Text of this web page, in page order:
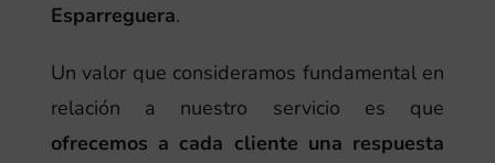
Esparreguera.
Un valor que consideramos fundamental en
relación a nuestro servicio es que
ofrecemos a cada cliente una respuesta